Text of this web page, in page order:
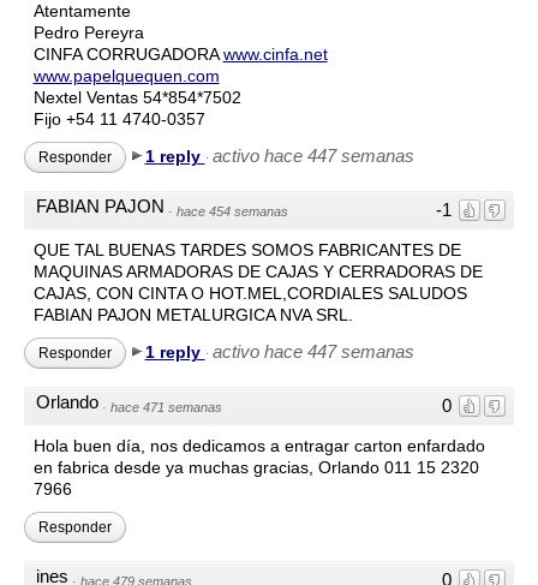
Atentamente
Pedro Pereyra
CINFA CORRUGADORAwww.cinfa.net
www.papelquequen.com
Nextel Ventas 54*854*7502
Fijo +54 11 4740-0357
Responder 1 reply · activo hace 447 semanas
-1
FABIAN PAJON · hace 454 semanas
QUE TAL BUENAS TARDES SOMOS FABRICANTES DE
MAQUINAS ARMADORAS DE CAJAS Y CERRADORAS DE
CAJAS, CON CINTA O HOT.MEL,CORDIALES SALUDOS
FABIAN PAJON METALURGICA NVA SRL.
Responder 1 reply · activo hace 447 semanas
0
Orlando · hace 471 semanas
Hola buen día, nos dedicamos a entragar carton enfardado
en fabrica desde ya muchas gracias, Orlando 011 15 2320
7966
Responder
0
ines · hace 479 semanas